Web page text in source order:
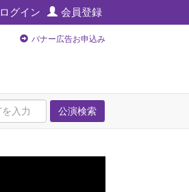
ログイン 会員登録
バナー広告お申込み
公演検索